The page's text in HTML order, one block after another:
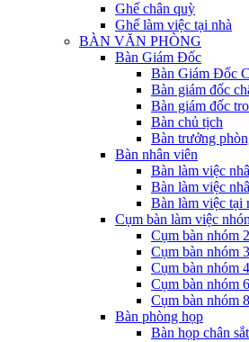
Ghế chân quỳ
Ghế làm việc tại nhà
BÀN VĂN PHÒNG
Bàn Giám Đốc
Bàn Giám Đốc
Bàn giám đốc
Bàn giám đốc
Bàn chủ tịch
Bàn trưởng
Bàn nhân viên
Bàn làm việc
Bàn làm việc
Bàn làm việc tại
Cụm bàn làm việc
Cụm bàn nhóm
Cụm bàn nhóm
Cụm bàn nhóm
Cụm bàn nhóm
Cụm bàn nhóm
Bàn phòng họp
Bàn họp chân